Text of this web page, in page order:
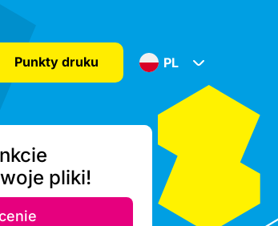
Punkty druku PL
pliki!